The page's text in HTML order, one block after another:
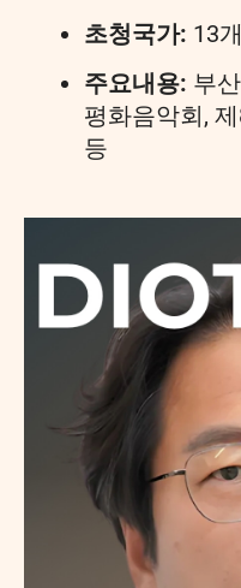
초청국가: 13
주요내용: 부
평화음악회,
등